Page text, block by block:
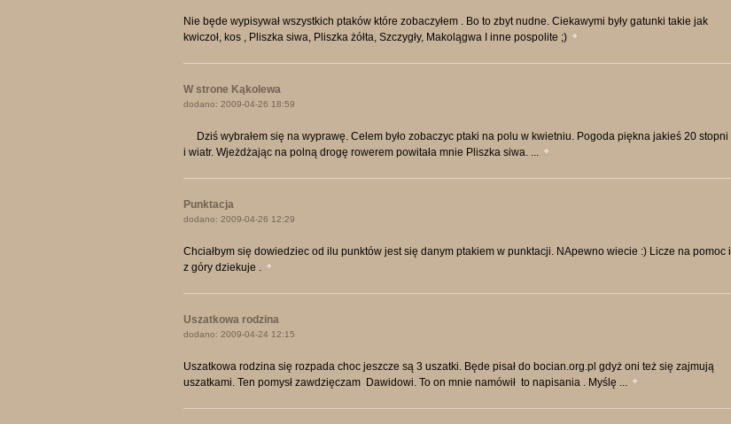
Nie będe wypisywał wszystkich ptaków które zobaczyłem . Bo to zbyt nudne. Ciekawymi były gatunki takie jak
kwiczoł, kos , Pliszka siwa, Pliszka żółta, Szczygły, Makolągwa I inne pospolite ;)
W strone Kąkolewa
dodano: 2009-04-26 18:59
Dziś wybrałem się na wyprawę. Celem było zobaczyc ptaki na polu w kwietniu. Pogoda piękna jakieś 20 stopni
i wiatr. Wjeżdżając na polną drogę rowerem powitała mnie Pliszka siwa. ...
Punktacja
dodano: 2009-04-26 12:29
Chciałbym się dowiedziec od ilu punktów jest się danym ptakiem w punktacji. NApewno wiecie :) Licze na pomoc i
z góry dziekuje .
Uszatkowa rodzina
dodano: 2009-04-24 12:15
Uszatkowa rodzina się rozpada choc jeszcze są 3 uszatki. Będe pisał do bocian.org.pl gdyż oni też się zajmują
uszatkami. Ten pomysł zawdzięczam Dawidowi. To on mnie namówił to napisania . Myślę ...